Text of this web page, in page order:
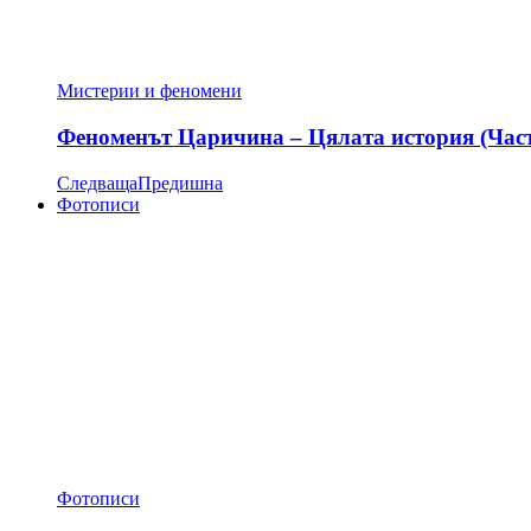
Мистерии и феномени
Феноменът Царичина – Цялата история
СледващаПредишна
Фотописи
Фотописи